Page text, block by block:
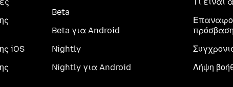
iOS
Beta
Beta για Android
Nightly
Nightly για Android
Λήψη